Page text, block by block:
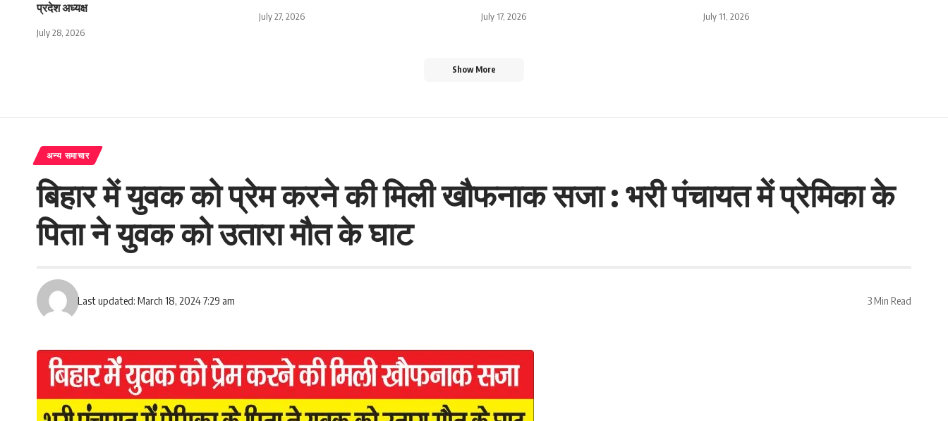
प्रदेश अध्यक्ष
July 28, 2026
July 27, 2026 July 17, 2026 July 11, 2026
Show More
अन्य समाचार
बिहार में युवक को प्रेम करने की मिली खौफनाक सजा : भरी पंचायत में प्रेमिका के
पिता ने युवक को उतारा मौत के घाट
Last updated: March 18, 2024 7:29 am 3 Min Read